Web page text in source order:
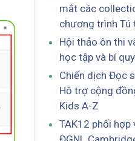
mắt các
chương trình Tú
Hội thảo ôn thi
học tập và bí
Chiến dịch Đọc
Hỗ trợ cộng
Kids A-Z
TAK12 phối hợp